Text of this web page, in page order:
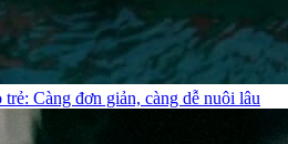
Càng đơn giản, càng dễ nuôi lâu